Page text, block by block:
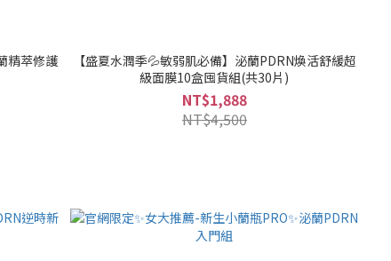
精萃修護
【盛夏水潤季💦敏弱肌必備】泌蘭PDRN煥活舒緩超
級面膜10盒囤貨組(共30片)
NT$1,888
NT$4,500